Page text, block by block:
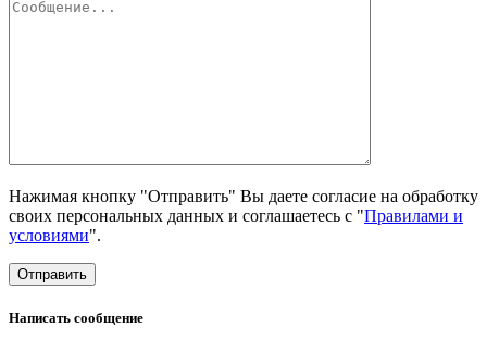
Нажимая кнопку "Отправить" Вы даете согласие на обработку
своих персональных данных и соглашаетесь с "Правилами и
условиями".
Написать сообщение